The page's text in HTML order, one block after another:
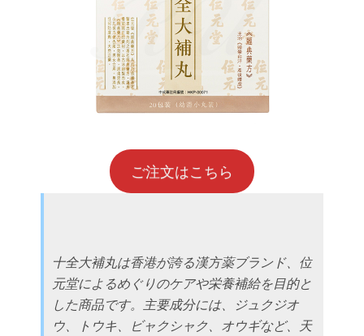
ご注文はこちら
十全大補丸は香港が誇る漢方薬ブランド、位
元堂によるめぐりのケアや栄養補給を目的と
した商品です。主要成分には、ジュクジオ
ウ、トウキ、ビャクシャク、オウギなど、天